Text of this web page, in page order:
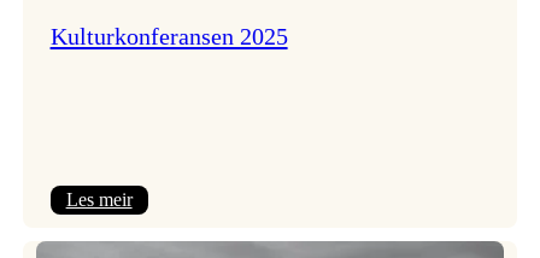
Kulturkonferansen 2025
Les meir: